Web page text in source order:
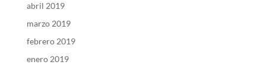
abril 2019
marzo 2019
febrero 2019
enero 2019